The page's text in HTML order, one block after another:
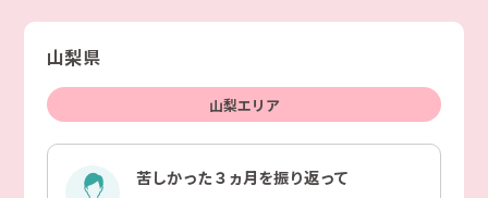
山梨県
山梨エリア
苦しかった３ヵ月を振り返って